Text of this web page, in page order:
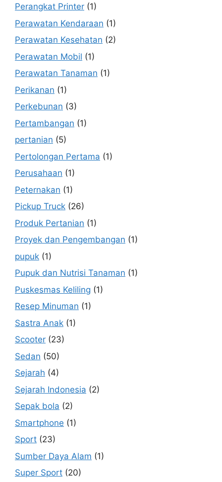
Perangkat Printer (1)
Perawatan Kendaraan (1)
Perawatan Kesehatan (2)
Perawatan Mobil (1)
Perawatan Tanaman (1)
Perikanan (1)
Perkebunan (3)
Pertambangan (1)
pertanian (5)
Pertolongan Pertama (1)
Perusahaan (1)
Peternakan (1)
Pickup Truck (26)
Produk Pertanian (1)
Proyek dan Pengembangan (1)
pupuk (1)
Pupuk dan Nutrisi Tanaman (1)
Puskesmas Keliling (1)
Resep Minuman (1)
Sastra Anak (1)
Scooter (23)
Sedan (50)
Sejarah (4)
Sejarah Indonesia (2)
Sepak bola (2)
Smartphone (1)
Sport (23)
Sumber Daya Alam (1)
Super Sport (20)